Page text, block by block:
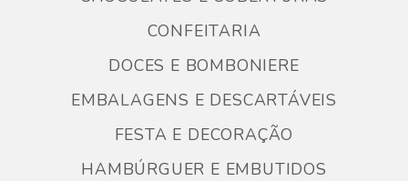
CONFEITARIA
DOCES E BOMBONIERE
EMBALAGENS E DESCARTÁVEIS
FESTA E DECORAÇÃO
HAMBÚRGUER E EMBUTIDOS